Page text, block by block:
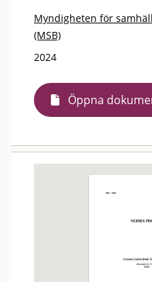
Myndigheten för
(MSB)
2024
Öppna